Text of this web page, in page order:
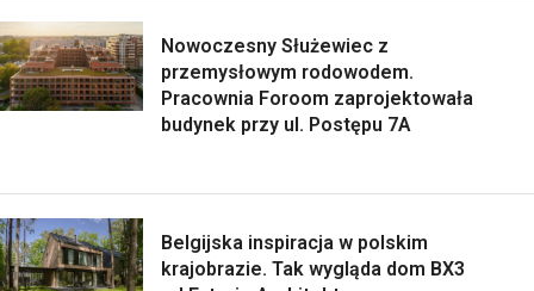
Nowoczesny Służewiec z
przemysłowym rodowodem.
Pracownia Foroom zaprojektowała
budynek przy ul. Postępu 7A
Belgijska inspiracja w polskim
krajobrazie. Tak wygląda dom BX3